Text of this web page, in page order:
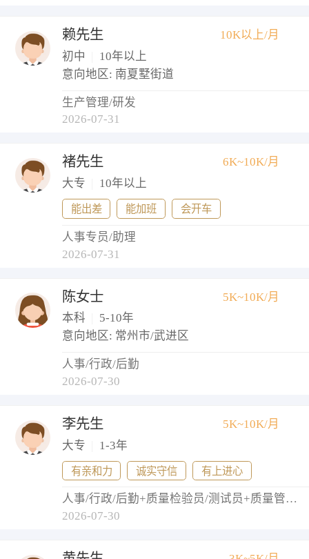
赖先生
10K以上/月
初中
10年以上
意向地区: 南夏墅街道
生产管理/研发
2026-07-31
褚先生
6K~10K/月
大专
10年以上
能出差 能加班 会开车
人事专员/助理
2026-07-31
陈女士
5K~10K/月
本科
5-10年
意向地区: 常州市/武进区
人事/行政/后勤
2026-07-30
李先生
5K~10K/月
大专
1-3年
有亲和力 诚实守信 有上进心
人事/行政/后勤+质量检验员/测试员+质量管理/测试经理+测试工程师
2026-07-30